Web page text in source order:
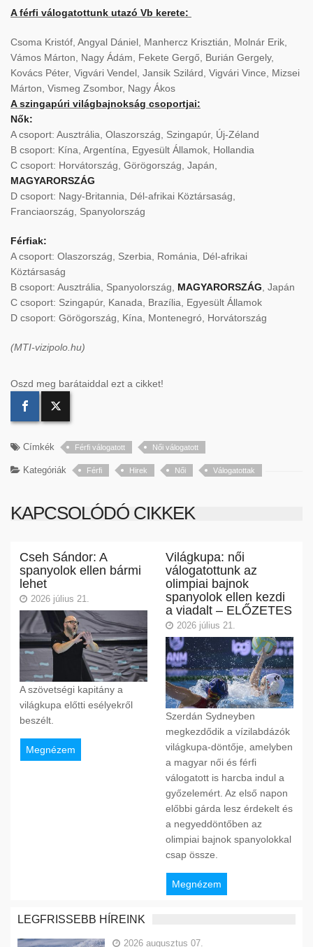
A férfi válogatottunk utazó Vb kerete:
Csoma Kristóf, Angyal Dániel, Manhercz Krisztián, Molnár Erik,
Vámos Márton, Nagy Ádám, Fekete Gergő, Burián Gergely,
Kovács Péter, Vigvári Vendel, Jansik Szilárd, Vigvári Vince, Mizsei
Márton, Vismeg Zsombor, Nagy Ákos
A szingapúri világbajnokság csoportjai:
Nők:
A csoport: Ausztrália, Olaszország, Szingapúr, Új-Zéland
B csoport: Kína, Argentína, Egyesült Államok, Hollandia
C csoport: Horvátország, Görögország, Japán,
MAGYARORSZÁG
D csoport: Nagy-Britannia, Dél-afrikai Köztársaság,
Franciaország, Spanyolország
Férfiak:
A csoport: Olaszország, Szerbia, Románia, Dél-afrikai
Köztársaság
B csoport: Ausztrália, Spanyolország, MAGYARORSZÁG , Japán
C csoport: Szingapúr, Kanada, Brazília, Egyesült Államok
D csoport: Görögország, Kína, Montenegró, Horvátország
(MTI-vizipolo.hu)
Oszd meg barátaiddal ezt a cikket!
Címkék Férfi válogatott Női válogatott
Kategóriák Férfi Hirek Női Válogatottak
KAPCSOLÓDÓ CIKKEK
Cseh Sándor: A
spanyolok ellen bármi
lehet
2026 július 21.
A szövetségi kapitány a
világkupa előtti esélyekről
beszélt.
Megnézem
Világkupa: női
válogatottunk az
olimpiai bajnok
spanyolok ellen kezdi
a viadalt – ELŐZETES
2026 július 21.
Szerdán Sydneyben
megkezdődik a vízilabdázók
világkupa-döntője, amelyben
a magyar női és férfi
válogatott is harcba indul a
győzelemért. Az első napon
előbbi gárda lesz érdekelt és
a negyeddöntőben az
olimpiai bajnok spanyolokkal
csap össze.
Megnézem
LEGFRISSEBB HÍREINK
2026 augusztus 07.